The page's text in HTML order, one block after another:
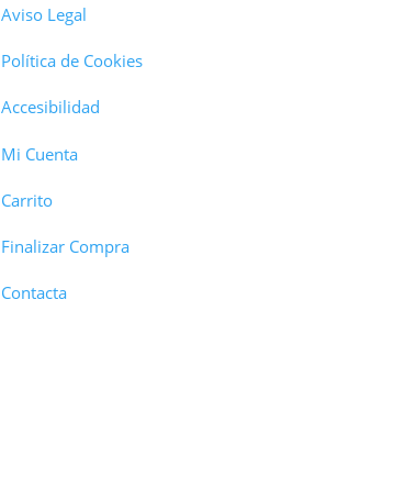
Aviso Legal
Política de Cookies
Accesibilidad
Mi Cuenta
Carrito
Finalizar Compra
Contacta